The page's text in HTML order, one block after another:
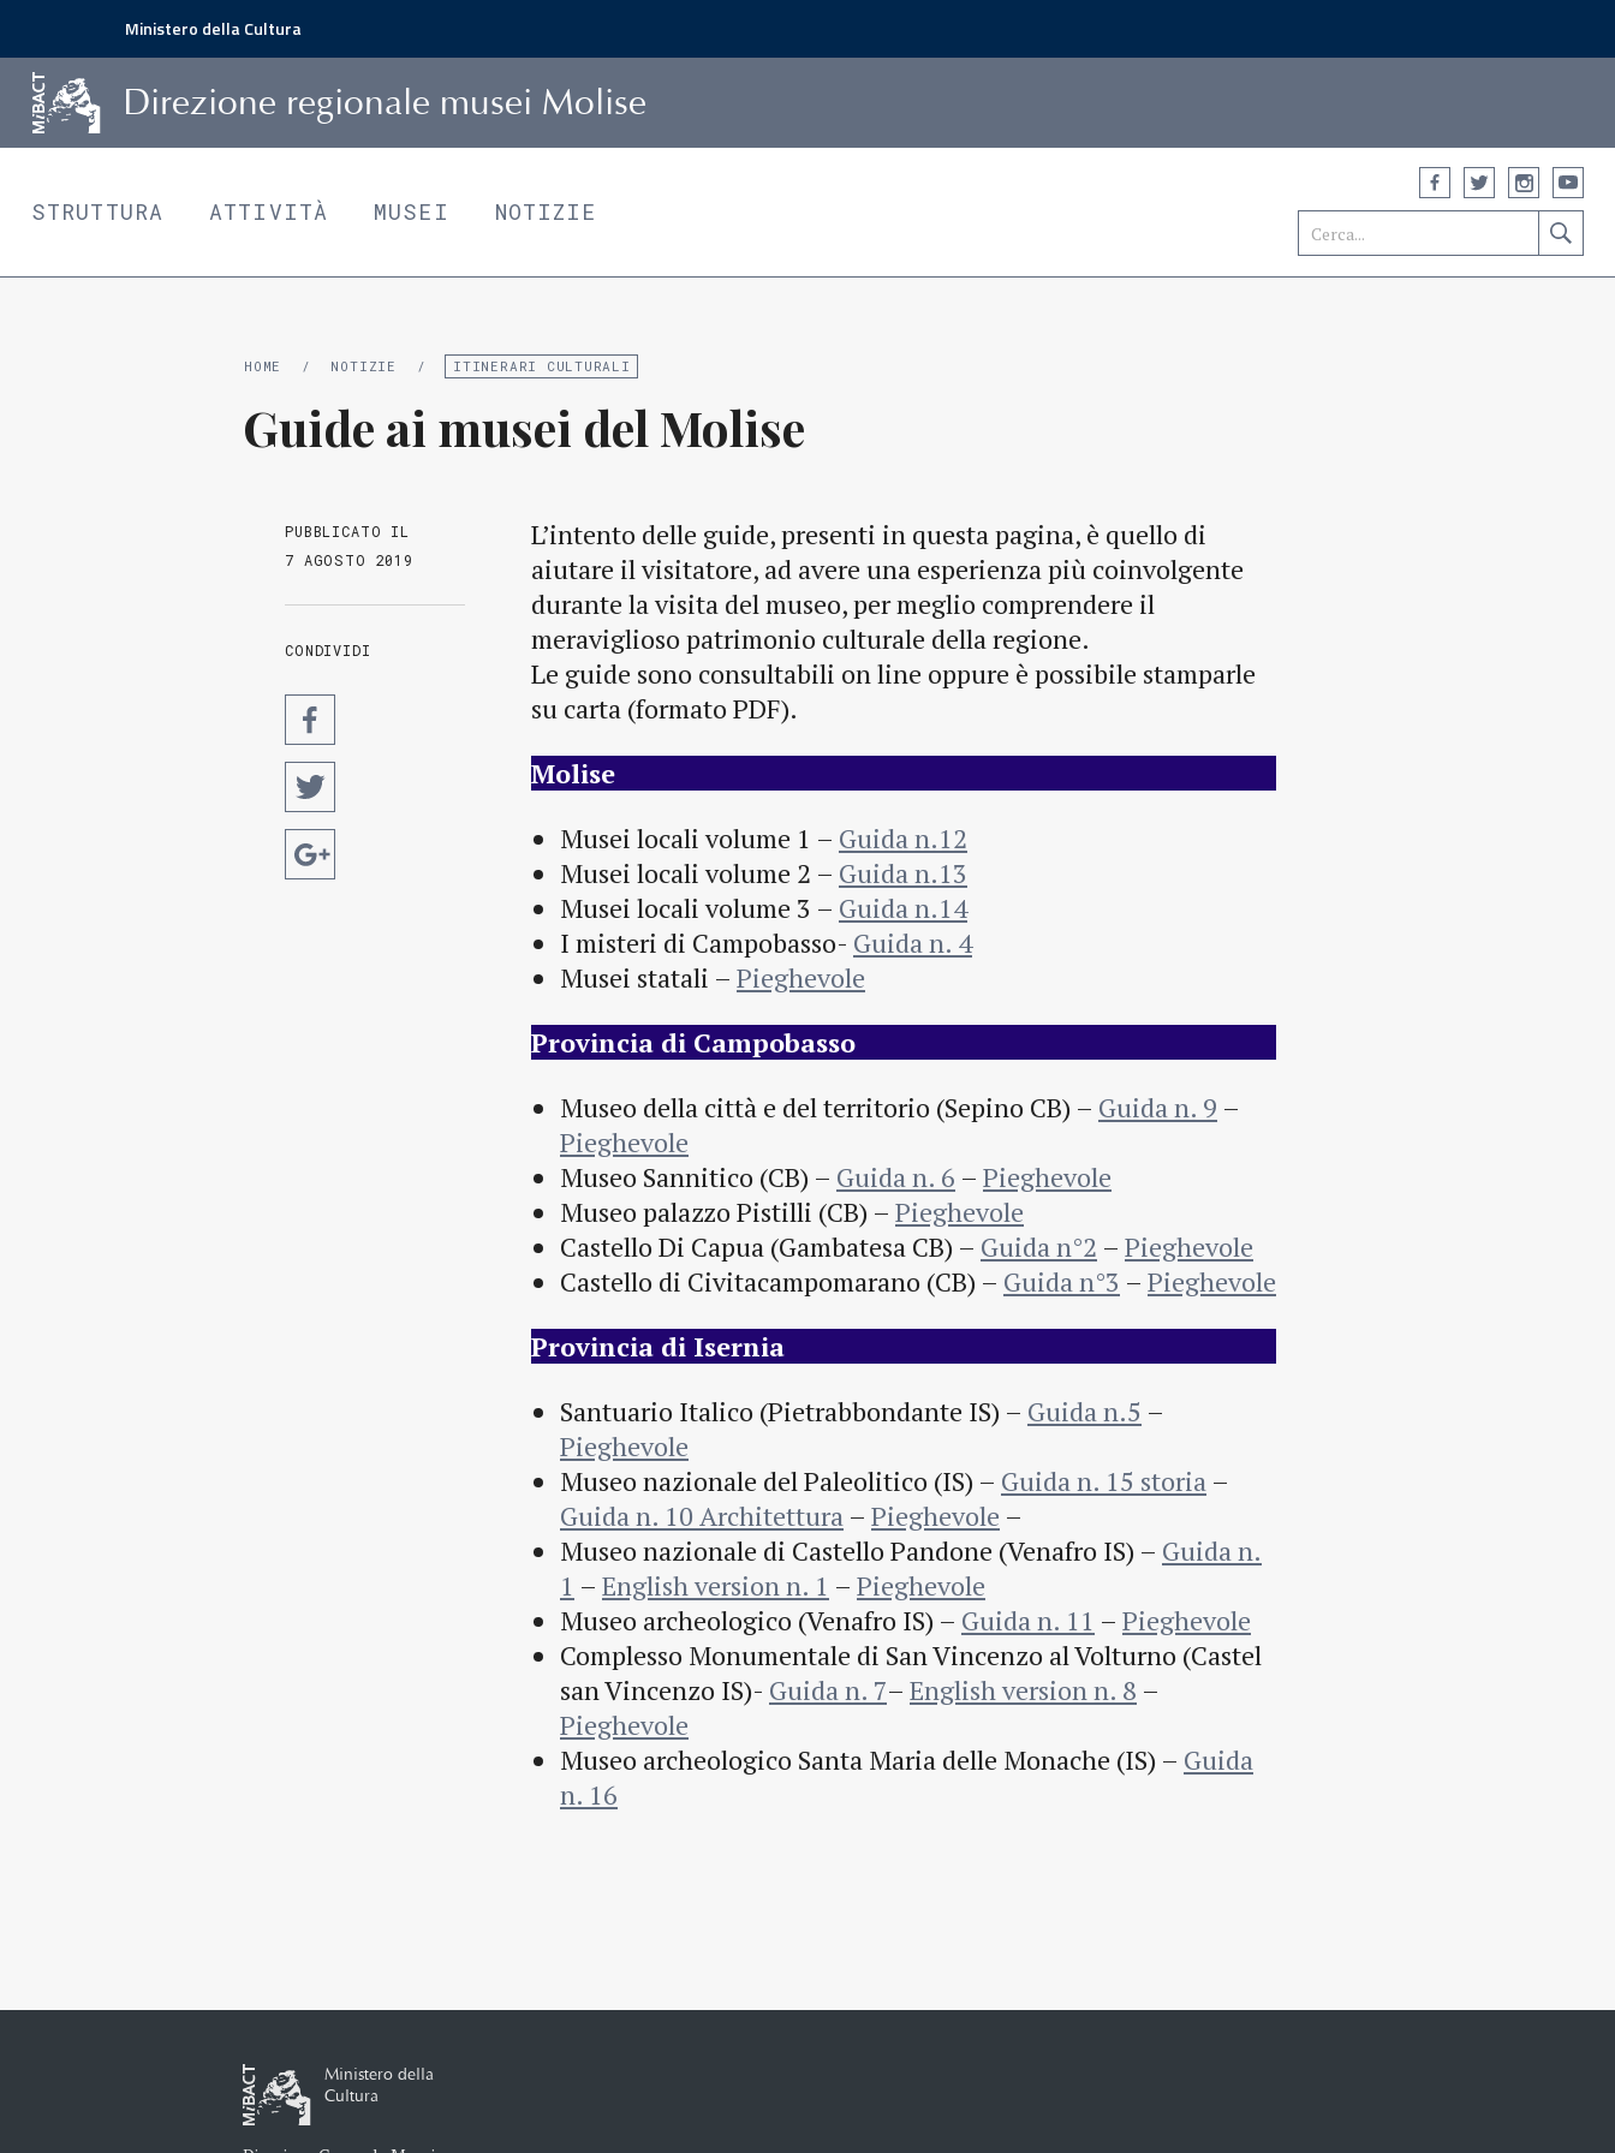
Ministero della Cultura
Direzione regionale musei Molise
STRUTTURA ATTIVITÀ MUSEI NOTIZIE
HOME / NOTIZIE / ITINERARI CULTURALI
Guide ai musei del Molise
PUBBLICATO IL
7 AGOSTO 2019
CONDIVIDI
L’intento delle guide, presenti in questa pagina, è quello di
aiutare il visitatore, ad avere una esperienza più coinvolgente
durante la visita del museo, per meglio comprendere il
meraviglioso patrimonio culturale della regione.
Le guide sono consultabili on line oppure è possibile stamparle
su carta (formato PDF).
Molise
Musei locali volume 1 – Guida n.12
Musei locali volume 2 – Guida n.13
Musei locali volume 3 – Guida n.14
I misteri di Campobasso- Guida n. 4
Musei statali – Pieghevole
Provincia di Campobasso
Museo della città e del territorio (Sepino CB) – Guida n. 9 –
Pieghevole
Museo Sannitico (CB) – Guida n. 6 – Pieghevole
Museo palazzo Pistilli (CB) – Pieghevole
Castello Di Capua (Gambatesa CB) – Guida n°2 – Pieghevole
Castello di Civitacampomarano (CB) – Guida n°3 – Pieghevole
Provincia di Isernia
Santuario Italico (Pietrabbondante IS) – Guida n.5 –
Pieghevole
Museo nazionale del Paleolitico (IS) – Guida n. 15 storia –
Guida n. 10 Architettura – Pieghevole –
Museo nazionale di Castello Pandone (Venafro IS) – Guida n.
1 – English version n. 1 – Pieghevole
Museo archeologico (Venafro IS) – Guida n. 11 – Pieghevole
Complesso Monumentale di San Vincenzo al Volturno (Castel
san Vincenzo IS)- Guida n. 7– English version n. 8 –
Pieghevole
Museo archeologico Santa Maria delle Monache (IS) – Guida
n. 16
Ministero della
Cultura